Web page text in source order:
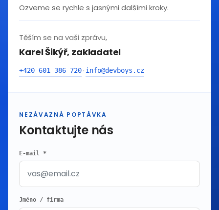
Ozveme se rychle s jasnými dalšími kroky.
Těším se na vaši zprávu,
Karel Šikýř, zakladatel
+420 601 386 720· info@devboys.cz
NEZÁVAZNÁ POPTÁVKA
Kontaktujte nás
E-mail *
Jméno / firma